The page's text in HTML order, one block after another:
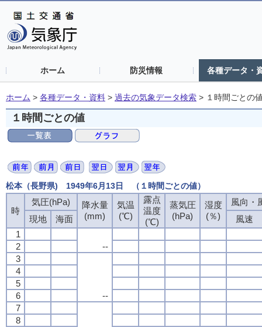
ホーム 防災情報 各種データ・
ホーム > 各種データ・資料 > 過去の気象データ検索 > １時間ごとの
１時間ごとの値
松本（長野県) 1949年6月13日 （１時間ごとの値）
時
気圧(hPa)
降水量
(mm)
気温
(℃)
露点
温度
(℃)
蒸気圧
(hPa)
湿度
(％)
風向・
現地
海面
風速
1
--
2
3
--
4
5
6
7
8